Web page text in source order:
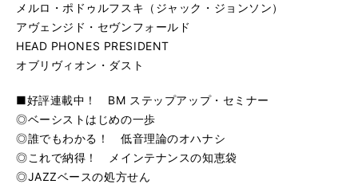
メルロ・ポドゥルフスキ（ジャック・ジョンソン）
アヴェンジド・セヴンフォールド
HEAD PHONES PRESIDENT
オブリヴィオン・ダスト
■好評連載中！ BM ステップアップ・セミナー
◎ベーシストはじめの一歩
◎誰でもわかる！ 低音理論のオハナシ
◎これで納得！ メインテナンスの知恵袋
◎JAZZベースの処方せん